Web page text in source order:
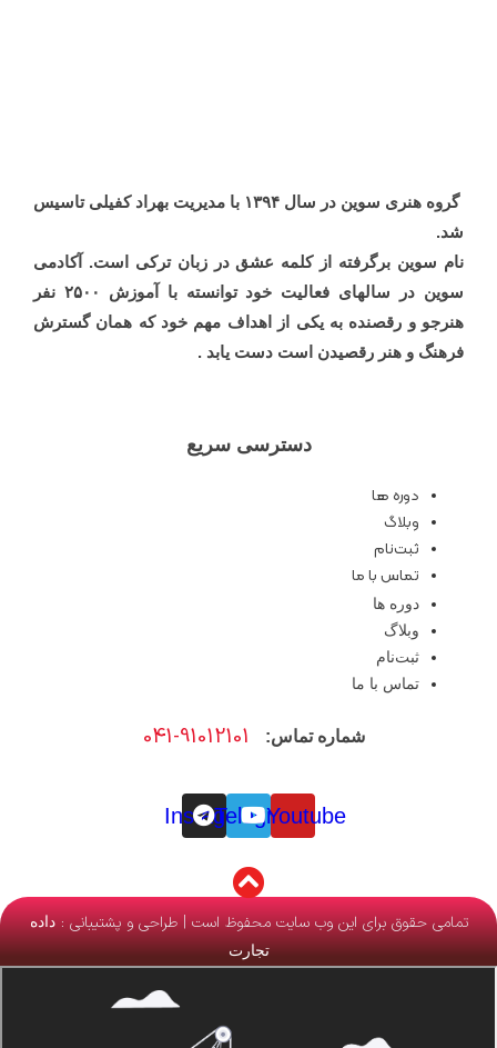
گروه هنری سوین در سال ۱۳۹۴ با مدیریت بهراد کفیلی تاسیس
شد.
نام سوین برگرفته از کلمه عشق در زبان ترکی است. آکادمی
سوین در سالهای فعالیت خود توانسته با آموزش ۲۵۰۰ نفر
هنرجو و رقصنده به یکی از اهداف مهم خود که همان گسترش
فرهنگ و هنر رقصیدن است دست یابد .
دسترسی سریع
دوره ها
وبلاگ
ثبت‌نام
تماس با ما
دوره ها
وبلاگ
ثبت‌نام
تماس با ما
شماره تماس: 041-91012101
Youtube
Telegram
Instagram
تمامی حقوق برای این وب سایت محفوظ است | طراحی و پشتیبانی :داده
تجارت